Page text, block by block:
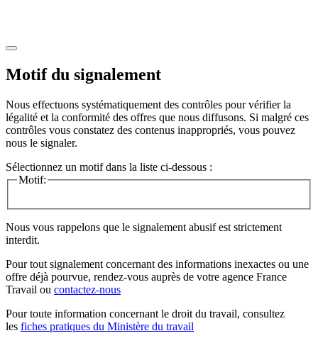
Motif du signalement
Nous effectuons systématiquement des contrôles pour vérifier la
légalité et la conformité des offres que nous diffusons. Si malgré ces
contrôles vous constatez des contenus inappropriés, vous pouvez
nous le signaler.
Sélectionnez un motif dans la liste ci-dessous :
Motif:
Nous vous rappelons que le signalement abusif est strictement
interdit.
Pour tout signalement concernant des informations inexactes ou une
offre déjà pourvue, rendez-vous auprès de votre agence France
Travail ou contactez-nous
Pour toute information concernant le droit du travail, consultez
les fiches pratiques du Ministère du travail